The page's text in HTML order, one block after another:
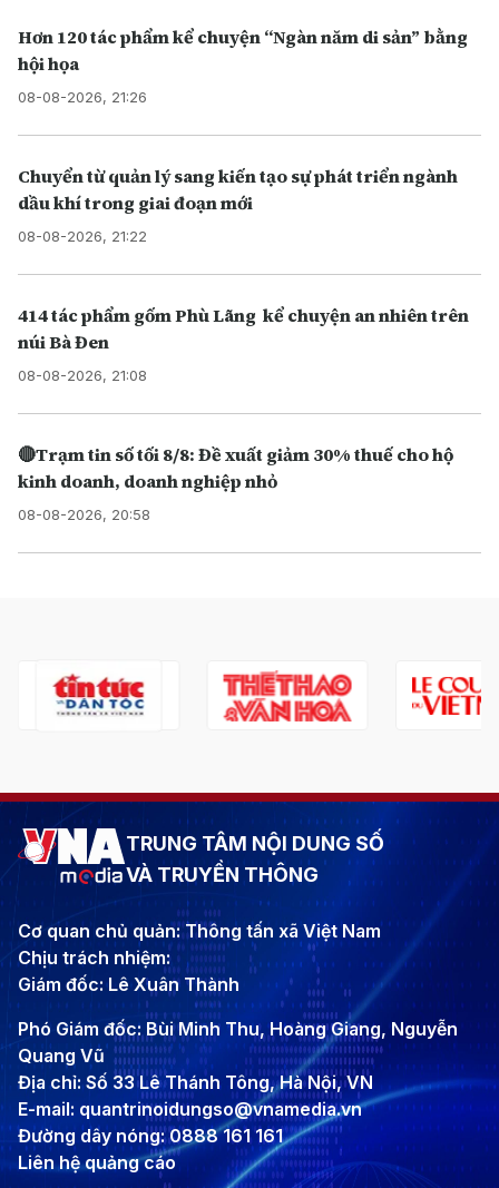
Hơn 120 tác phẩm kể chuyện “Ngàn năm di sản” bằng
hội họa
08-08-2026, 21:26
Chuyển từ quản lý sang kiến tạo sự phát triển ngành
dầu khí trong giai đoạn mới
08-08-2026, 21:22
414 tác phẩm gốm Phù Lãng kể chuyện an nhiên trên
núi Bà Đen
08-08-2026, 21:08
🔴Trạm tin số tối 8/8: Đề xuất giảm 30% thuế cho hộ
kinh doanh, doanh nghiệp nhỏ
08-08-2026, 20:58
TRUNG TÂM NỘI DUNG SỐ
VÀ TRUYỀN THÔNG
Cơ quan chủ quản: Thông tấn xã Việt Nam
Chịu trách nhiệm:
Giám đốc: Lê Xuân Thành
Phó Giám đốc: Bùi Minh Thu, Hoàng Giang, Nguyễn
Quang Vũ
Địa chỉ: Số 33 Lê Thánh Tông, Hà Nội, VN
E-mail: quantrinoidungso@vnamedia.vn
Đường dây nóng: 0888 161 161
Liên hệ quảng cáo